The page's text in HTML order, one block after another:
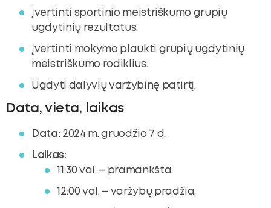
Įvertinti sportinio meistriškumo grupių
ugdytinių rezultatus.
Įvertinti mokymo plaukti grupių ugdytinių
meistriškumo rodiklius.
Ugdyti dalyvių varžybinę patirtį.
Data, vieta, laikas
Data: 2024 m. gruodžio 7 d.
Laikas:
11:30 val. – pramankšta.
12:00 val. – varžybų pradžia.